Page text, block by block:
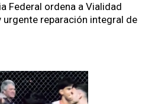
Federal ordena a Vialidad
urgente reparación integral de